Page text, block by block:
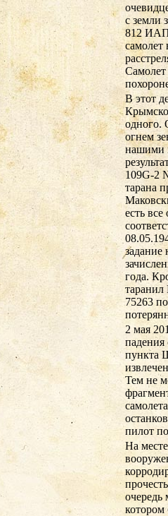
с земли
812 ИАП
В этот
одного.
огнем
нашими
109G-2
тарана
есть
задание
года.
75263
2 мая
падения
пункта
Тем не
пилот
На
очередь
котором